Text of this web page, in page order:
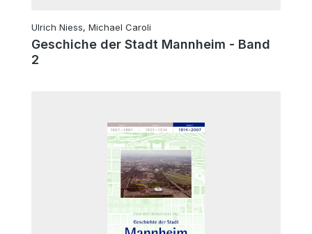
Ulrich Niess, Michael Caroli
Geschiche der Stadt Mannheim - Band
2